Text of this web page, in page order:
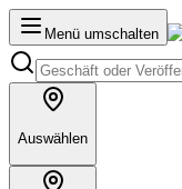
Menü umschalten
Auswählen